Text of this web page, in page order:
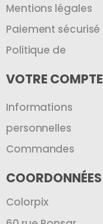
Mentions légales
Paiement sécurisé
Politique de
VOTRE COMPTE
Informations
personnelles
Commandes
COORDONNÉES
Colorpix